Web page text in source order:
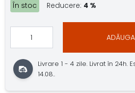
În stoc Reducere: 4 %
Livrare 1 - 4 zile. Livrat în 24h.
14.08..